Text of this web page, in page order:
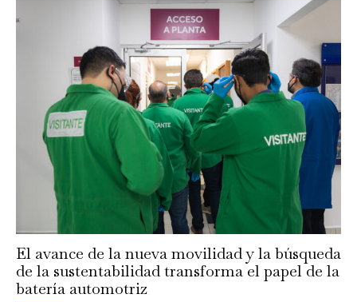
El avance de la nueva movilidad y la búsqueda
de la sustentabilidad transforma el papel de la
batería automotriz